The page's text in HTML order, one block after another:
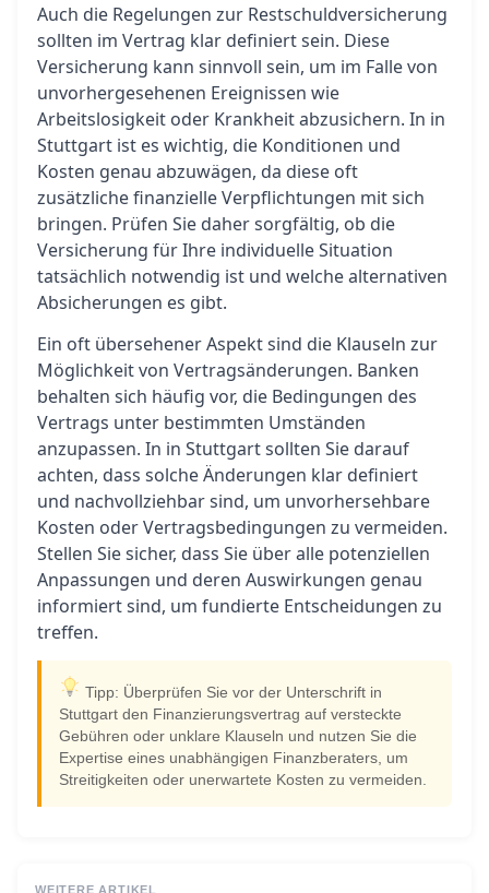
Auch die Regelungen zur Restschuldversicherung
sollten im Vertrag klar definiert sein. Diese
Versicherung kann sinnvoll sein, um im Falle von
unvorhergesehenen Ereignissen wie
Arbeitslosigkeit oder Krankheit abzusichern. In in
Stuttgart ist es wichtig, die Konditionen und
Kosten genau abzuwägen, da diese oft
zusätzliche finanzielle Verpflichtungen mit sich
bringen. Prüfen Sie daher sorgfältig, ob die
Versicherung für Ihre individuelle Situation
tatsächlich notwendig ist und welche alternativen
Absicherungen es gibt.
Ein oft übersehener Aspekt sind die Klauseln zur
Möglichkeit von Vertragsänderungen. Banken
behalten sich häufig vor, die Bedingungen des
Vertrags unter bestimmten Umständen
anzupassen. In in Stuttgart sollten Sie darauf
achten, dass solche Änderungen klar definiert
und nachvollziehbar sind, um unvorhersehbare
Kosten oder Vertragsbedingungen zu vermeiden.
Stellen Sie sicher, dass Sie über alle potenziellen
Anpassungen und deren Auswirkungen genau
informiert sind, um fundierte Entscheidungen zu
treffen.
Tipp: Überprüfen Sie vor der Unterschrift in
Stuttgart den Finanzierungsvertrag auf versteckte
Gebühren oder unklare Klauseln und nutzen Sie die
Expertise eines unabhängigen Finanzberaters, um
Streitigkeiten oder unerwartete Kosten zu vermeiden.
WEITERE ARTIKEL